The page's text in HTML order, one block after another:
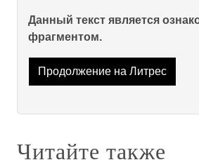
Данный текст является
фрагментом.
Продолжение на Литрес
Читайте также